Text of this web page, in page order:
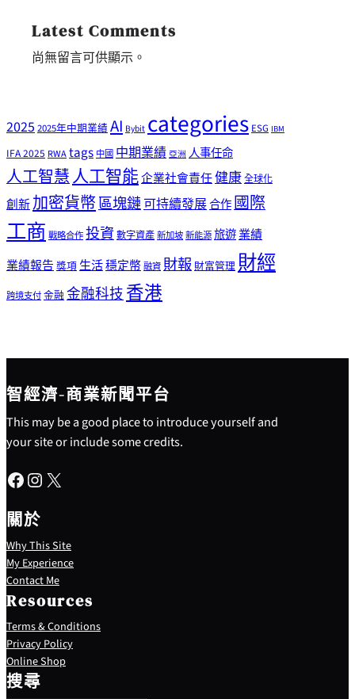
Latest Comments
尚無留言可供顯示。
2025 2025年中期業績AI Bybitcategories ESG IBM
IFA 2025 RWAtags 中國 中期業績 亞洲 人事任命
人工智慧人工智能企業社會責任健康全球化
創新加密貨幣區塊鏈可持續發展合作國際
工商 戰略合作投資數字資產新加坡新能源旅遊業績
業績報告 獎項生活穩定幣融資 財報 財富管理 財經
跨境支付金融 金融科技 香港
智經濟-商業新聞平台
This may be a good place to introduce yourself and
your site or include some credits.
Facebook Instagram X
關於
Why This Site
My Experience
Contact Me
Resources
Terms & Conditions
Privacy Policy
Online Shop
搜尋
S
e
a